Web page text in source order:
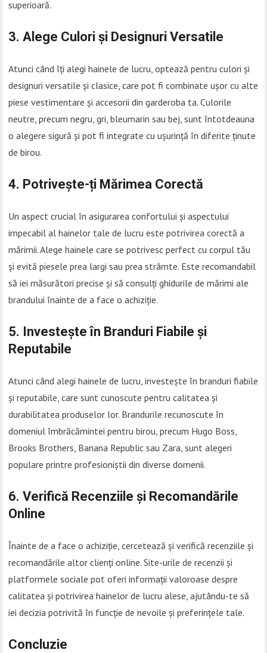
superioară.
3. Alege Culori și Designuri Versatile
Atunci când îți alegi hainele de lucru, optează pentru culori și
designuri versatile și clasice, care pot fi combinate ușor cu alte
piese vestimentare și accesorii din garderoba ta. Culorile
neutre, precum negru, gri, bleumarin sau bej, sunt întotdeauna
o alegere sigură și pot fi integrate cu ușurință în diferite ținute
de birou.
4. Potrivește-ți Mărimea Corectă
Un aspect crucial în asigurarea confortului și aspectului
impecabil al hainelor tale de lucru este potrivirea corectă a
mărimii. Alege hainele care se potrivesc perfect cu corpul tău
și evită piesele prea largi sau prea strâmte. Este recomandabil
să iei măsurători precise și să consulți ghidurile de mărimi ale
brandului înainte de a face o achiziție.
5. Investește în Branduri Fiabile și
Reputabile
Atunci când alegi hainele de lucru, investește în branduri fiabile
și reputabile, care sunt cunoscute pentru calitatea și
durabilitatea produselor lor. Brandurile recunoscute în
domeniul îmbrăcămintei pentru birou, precum Hugo Boss,
Brooks Brothers, Banana Republic sau Zara, sunt alegeri
populare printre profesioniștii din diverse domenii.
6. Verifică Recenziile și Recomandările
Online
Înainte de a face o achiziție, cercetează și verifică recenziile și
recomandările altor clienți online. Site-urile de recenzii și
platformele sociale pot oferi informații valoroase despre
calitatea și potrivirea hainelor de lucru alese, ajutându-te să
iei decizia potrivită în funcție de nevoile și preferințele tale.
Concluzie